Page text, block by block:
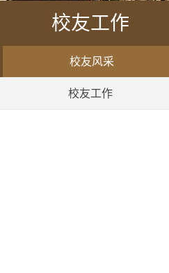
校友工作
校友风采
校友工作